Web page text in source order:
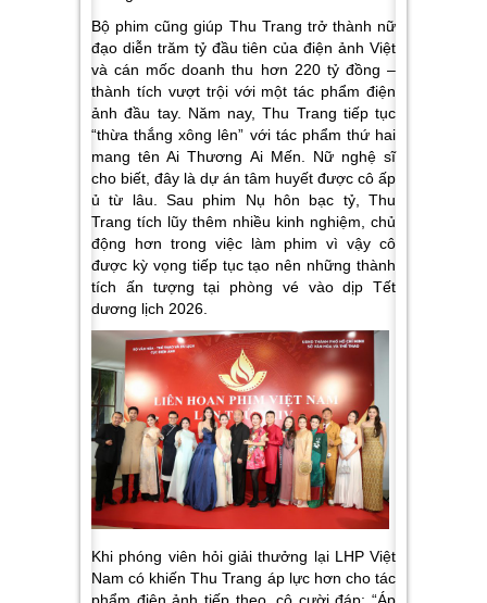
Bộ phim cũng giúp Thu Trang trở thành nữ
đạo diễn trăm tỷ đầu tiên của điện ảnh Việt
và cán mốc doanh thu hơn 220 tỷ đồng –
thành tích vượt trội với một tác phẩm điện
ảnh đầu tay. Năm nay, Thu Trang tiếp tục
“thừa thắng xông lên” với tác phẩm thứ hai
mang tênAi Thương Ai Mến . Nữ nghệ sĩ
cho biết, đây là dự án tâm huyết được cô ấp
ủ từ lâu. Sau phim Nụ hôn bạc tỷ, Thu
Trang tích lũy thêm nhiều kinh nghiệm, chủ
động hơn trong việc làm phim vì vậy cô
được kỳ vọng tiếp tục tạo nên những thành
tích ấn tượng tại phòng vé vào dịp Tết
dương lịch 2026.
Khi phóng viên hỏi giải thưởng lại LHP Việt
Nam có khiến Thu Trang áp lực hơn cho tác
phẩm điện ảnh tiếp theo, cô cười đáp: “Áp